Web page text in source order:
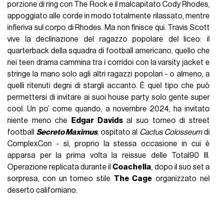
porzione di ring con The Rock e il malcapitato Cody Rhodes,
appoggiato alle corde in modo totalmente rilassato, mentre
infieriva sul corpo di Rhodes. Ma non finisce qui. Travis Scott
vive la declinazione del ragazzo popolare del liceo: il
quarterback della squadra di football americano, quello che
nei teen drama cammina tra i corridoi con la varsity jacket e
stringe la mano solo agli altri ragazzi popolari - o almeno, a
quelli ritenuti degni di stargli accanto. È quel tipo che può
permettersi di invitare ai suoi house party solo gente super
cool. Un po’ come quando, a novembre 2024, ha invitato
niente meno che
Edgar Davidsal suo torneo di street
football Secreto Maximus, ospitato al Cactus Colosseumdi
ComplexCon - sì, proprio la stessa occasione in cui è
apparsa per la prima volta la reissue delle Total90 III.
Operazione replicata durante il Coachella, dopo il suo set a
sorpresa, con un torneo stile The Cage organizzato nel
deserto californiano.